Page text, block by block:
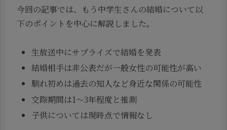
今回の記事では、もう中学生さんの結婚について以
下のポイントを中心に解説しました。
生放送中にサプライズで結婚を発表
結婚相手は非公表だが一般女性の可能性が高い
馴れ初めは過去の知人など身近な関係の可能性
交際期間は1〜3年程度と推測
子供については現時点で情報なし